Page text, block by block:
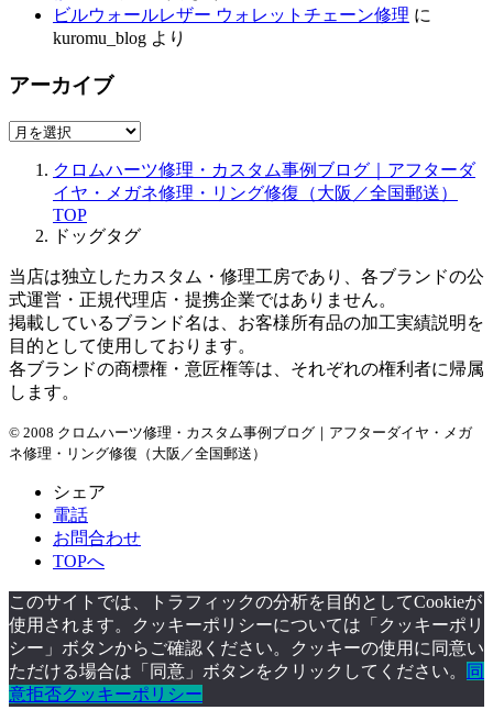
ビルウォールレザー ウォレットチェーン修理 に
kuromu_blog より
アーカイブ
ア
クロムハーツ修理・カスタム事例ブログ｜アフターダ
イヤ・メガネ修理・リング修復（大阪／全国郵送）
TOP
ドッグタグ
当店は独立したカスタム・修理工房であり、各ブランドの公
式運営・正規代理店・提携企業ではありません。
掲載しているブランド名は、お客様所有品の加工実績説明を
目的として使用しております。
各ブランドの商標権・意匠権等は、それぞれの権利者に帰属
します。
© 2008 クロムハーツ修理・カスタム事例ブログ｜アフターダイヤ・メガ
ネ修理・リング修復（大阪／全国郵送）
シェア
電話
お問合わせ
TOPへ
このサイトでは、トラフィックの分析を目的としてCookieが
使用されます。クッキーポリシーについては「クッキーポリ
シー」ボタンからご確認ください。クッキーの使用に同意い
ただける場合は「同意」ボタンをクリックしてください。
同
意拒否クッキーポリシー